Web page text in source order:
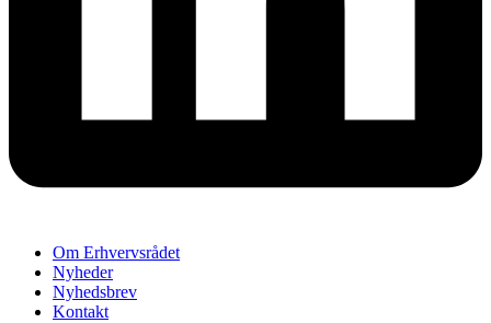
Om Erhvervsrådet
Nyheder
Nyhedsbrev
Kontakt